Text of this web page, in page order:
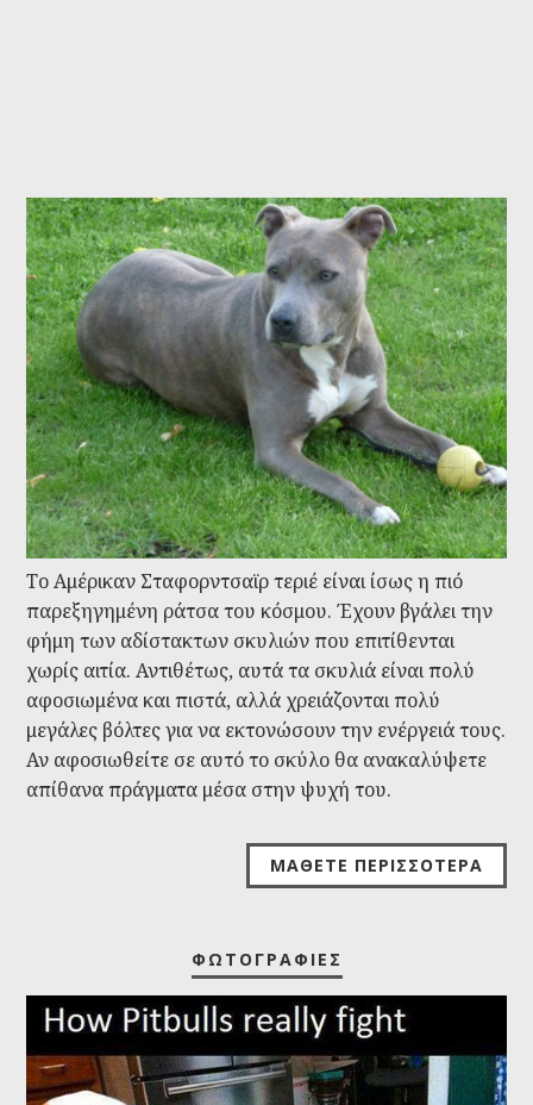
Το Αμέρικαν Σταφορντσαϊρ τεριέ είναι ίσως η πιό
παρεξηγημένη ράτσα του κόσμου. Έχουν βγάλει την
φήμη των αδίστακτων σκυλιών που επιτίθενται
χωρίς αιτία. Αντιθέτως, αυτά τα σκυλιά είναι πολύ
αφοσιωμένα και πιστά, αλλά χρειάζονται πολύ
μεγάλες βόλτες για να εκτονώσουν την ενέργειά τους.
Αν αφοσιωθείτε σε αυτό το σκύλο θα ανακαλύψετε
απίθανα πράγματα μέσα στην ψυχή του.
ΜΆΘΕΤΕ ΠΕΡΙΣΣΌΤΕΡΑ
ΦΩΤΟΓΡΑΦΊΕΣ